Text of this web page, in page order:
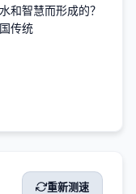
和智慧而形成的？
传统
重新测速